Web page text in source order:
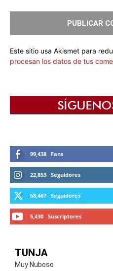
Este sitio usa Akismet para
procesan los datos de tus
99,438 Fans
22,853 Seguidores
68,467 Seguidores
5,430 Suscriptores
TUNJA
Muy Nuboso